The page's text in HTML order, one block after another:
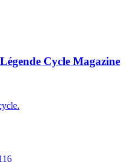
Cycle Magazine